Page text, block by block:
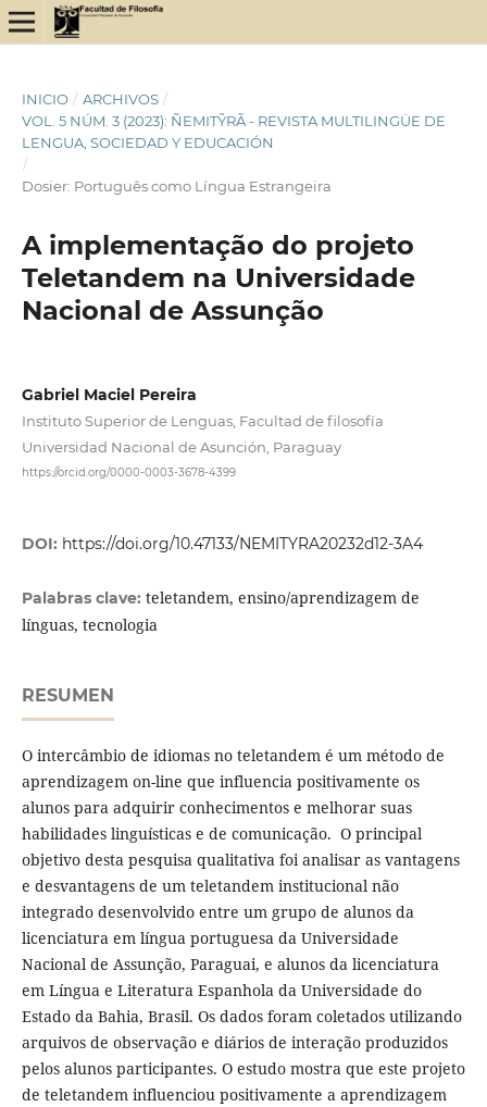
INICIO / ARCHIVOS /
VOL. 5 NÚM. 3 (2023): ÑEMITỸRÃ - REVISTA MULTILINGÜE DE
LENGUA, SOCIEDAD Y EDUCACIÓN
/
Dosier: Português como Língua Estrangeira
A implementação do projeto
Teletandem na Universidade
Nacional de Assunção
Gabriel Maciel Pereira
Instituto Superior de Lenguas, Facultad de filosofía
Universidad Nacional de Asunción, Paraguay
https://orcid.org/0000-0003-3678-4399
DOI: https://doi.org/10.47133/NEMITYRA20232d12-3A4
Palabras clave: teletandem, ensino/aprendizagem de
línguas, tecnologia
RESUMEN
O intercâmbio de idiomas no teletandem é um método de
aprendizagem on-line que influencia positivamente os
alunos para adquirir conhecimentos e melhorar suas
habilidades linguísticas e de comunicação. O principal
objetivo desta pesquisa qualitativa foi analisar as vantagens
e desvantagens de um teletandem institucional não
integrado desenvolvido entre um grupo de alunos da
licenciatura em língua portuguesa da Universidade
Nacional de Assunção, Paraguai, e alunos da licenciatura
em Língua e Literatura Espanhola da Universidade do
Estado da Bahia, Brasil. Os dados foram coletados utilizando
arquivos de observação e diários de interação produzidos
pelos alunos participantes. O estudo mostra que este projeto
de teletandem influenciou positivamente a aprendizagem